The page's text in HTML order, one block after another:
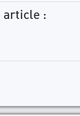
article :